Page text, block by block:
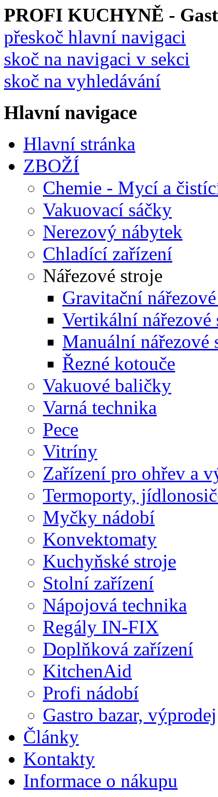
PROFI KUCHYNĚ -
přeskoč hlavní navigaci
skoč na navigaci v sekci
skoč na vyhledávání
Hlavní navigace
Hlavní stránka
ZBOŽÍ
Chemie - Mycí a
Vakuovací sáčky
Nerezový nábytek
Chladící zařízení
Nářezové stroje
Gravitační
Vertikální nářezové
Manuální nářezové
Řezné kotouče
Vakuové baličky
Varná technika
Pece
Vitríny
Zařízení pro ohřev a
Termoporty,
Myčky nádobí
Konvektomaty
Kuchyňské stroje
Stolní zařízení
Nápojová technika
Regály IN-FIX
Doplňková zařízení
KitchenAid
Profi nádobí
Gastro bazar, výprodej
Články
Kontakty
Informace o nákupu